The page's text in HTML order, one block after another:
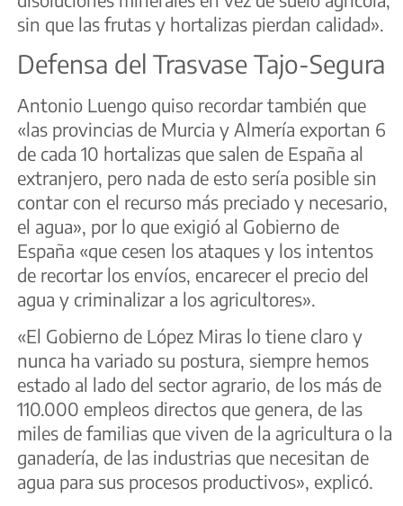
sin que las frutas y hortalizas pierdan calidad».
Defensa del Trasvase Tajo-Segura
Antonio Luengo quiso recordar también que
«las provincias de Murcia y Almería exportan 6
de cada 10 hortalizas que salen de España al
extranjero, pero nada de esto sería posible sin
contar con el recurso más preciado y necesario,
el agua», por lo que exigió al Gobierno de
España «que cesen los ataques y los intentos
de recortar los envíos, encarecer el precio del
agua y criminalizar a los agricultores».
«El Gobierno de López Miras lo tiene claro y
nunca ha variado su postura, siempre hemos
estado al lado del sector agrario, de los más de
110.000 empleos directos que genera, de las
miles de familias que viven de la agricultura o la
ganadería, de las industrias que necesitan de
agua para sus procesos productivos», explicó.